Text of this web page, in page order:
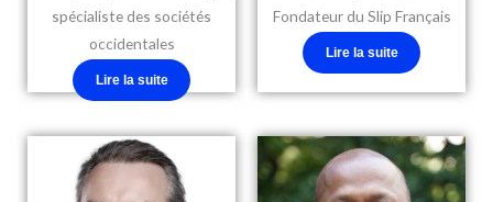
spécialiste des sociétés
occidentales
Lire la suite
Fondateur du Slip Français
Lire la suite